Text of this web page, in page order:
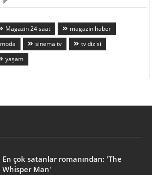
Magazin 24 saat
magazin haber
moda sinema tv
tv dizisi
yaşam
En çok satanlar romanından: 'The
Whisper Man'